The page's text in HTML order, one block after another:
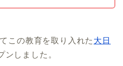
この教育を取り入れた 大日
ンしました。